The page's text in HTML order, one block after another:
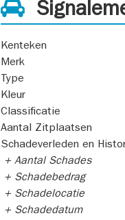
Kenteken
Merk
Type
Kleur
Classificatie
Aantal Zitplaatsen
Schadeverleden en
+ Aantal Schades
+ Schadebedrag
+ Schadelocatie
+ Schadedatum